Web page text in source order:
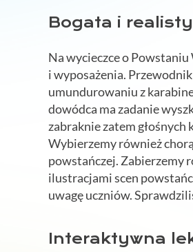
Bogata i
Na wycieczce o
i wyposażenia.
umundurowaniu z
dowódca ma zadanie
zabraknie zatem
Wybierzemy również
powstańczej. Zabierzemy
ilustracjami scen
uwagę uczniów.
Interaktywna